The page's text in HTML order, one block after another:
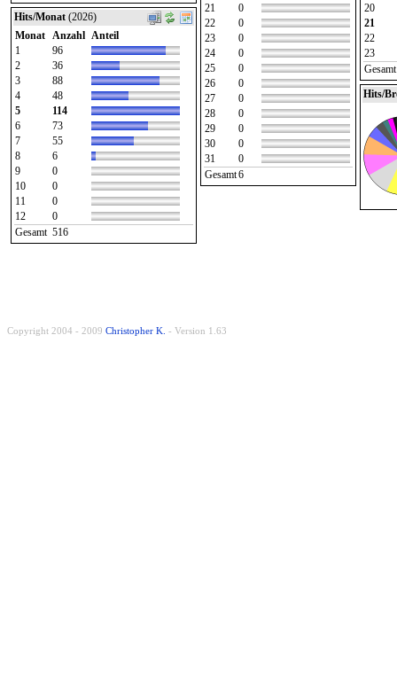
Hits/Monat (2026)
Monat
Anzahl Anteil
1
96
2
36
3
88
4
48
5
114
6
73
7
55
8
6
9
0
10
0
11
0
12
0
Gesamt 516
21
0
22
0
23
0
24
0
25
0
26
0
27
0
28
0
29
0
30
0
31
0
Gesamt6
20
21
22
23
Gesamt
Hits/
Copyright 2004 - 2009 Christopher K. - Version 1.63